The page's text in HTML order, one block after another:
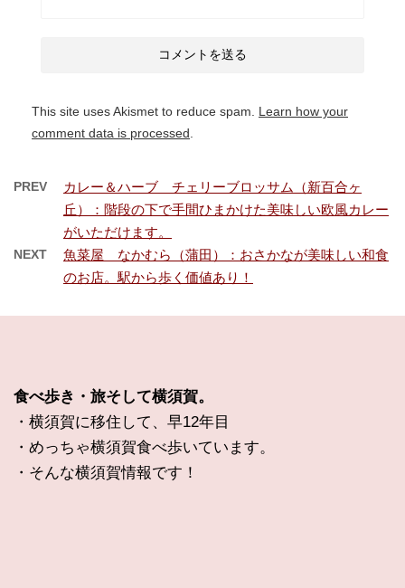
This site uses Akismet to reduce spam. Learn how your
comment data is processed
PREV
カレー＆ハーブ チェリーブロッサム（新百合ヶ
丘）：階段の下で手間ひまかけた美味しい欧風カレー
がいただけます。
NEXT
魚菜屋 なかむら（蒲田）：おさかなが美味しい和食
のお店。駅から歩く価値あり！
食べ歩き・旅そして横須賀。
・横須賀に移住して、早12年目
・めっちゃ横須賀食べ歩いています。
・そんな横須賀情報です！